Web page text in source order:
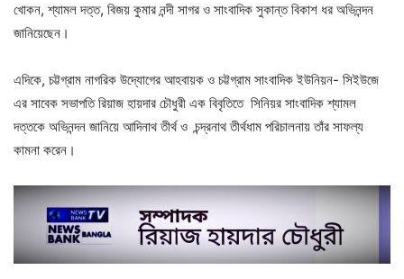
খোকন, শ্যামল দত্ত, বিজয় কুমার নন্দী সাগর ও সাংবাদিক সুকান্ত বিকাশ ধর অভিনন্দন
জানিয়েছেন।
এদিকে, চট্টগ্রাম নাগরিক উদ্যোগের আহবায়ক ও চট্টগ্রাম সাংবাদিক ইউনিয়ন- সিইউজে
এর সাবেক সভাপতি রিয়াজ হায়দার চৌধুরী এক বিবৃতিতে সিনিয়র সাংবাদিক শ্যামল
দত্তকে অভিনন্দন জানিয়ে আদিনাথ তীর্থ ও চন্দ্রনাথ তীর্থধাম পরিচালনায় তাঁর সাফল্য
কামনা করেন।